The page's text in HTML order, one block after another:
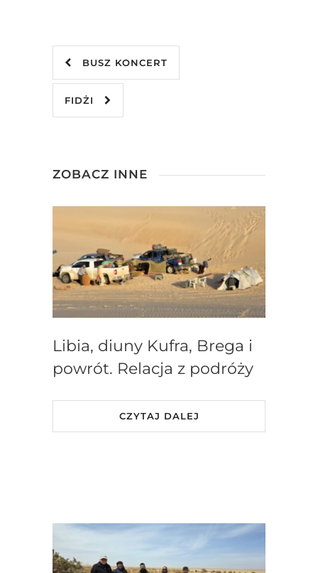
BUSZ KONCERT
FIDŻI
ZOBACZ INNE
Libia, diuny Kufra, Brega i
powrót. Relacja z podróży
CZYTAJ DALEJ